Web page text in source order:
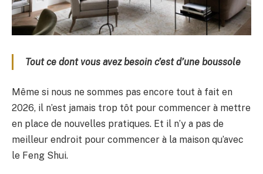
Tout ce dont vous avez besoin c’est d’une boussole
Même si nous ne sommes pas encore tout à fait en
2026, il n’est jamais trop tôt pour commencer à mettre
en place de nouvelles pratiques. Et il n’y a pas de
meilleur endroit pour commencer à la maison qu’avec
le Feng Shui.